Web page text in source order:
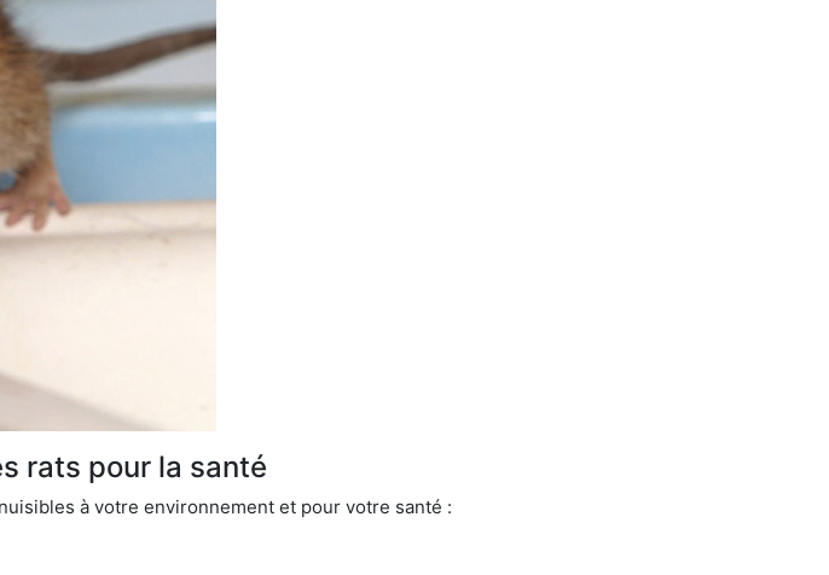
rats pour la santé
à votre environnement et pour votre santé :